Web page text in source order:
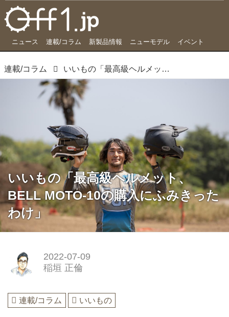
ニュース 連載/コラム 新製品情報 ニューモデル イベント
連載/コラム いいもの「最高級ヘルメット、BELL MOTO-10の購入にふみきったわけ」
いいもの「最高級ヘルメット、
BELL MOTO-10の購入にふみきった
わけ」
2022-07-09
稲垣 正倫
連載/コラム いいもの